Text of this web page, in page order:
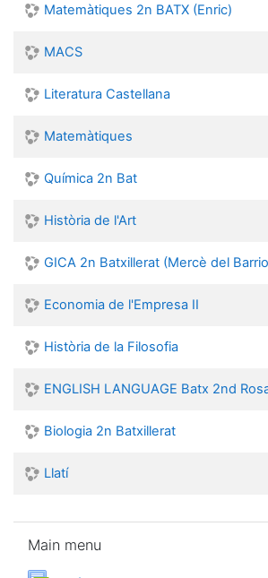
Matemàtiques 2n BATX (Enric)
MACS
Literatura Castellana
Matemàtiques
Química 2n Bat
Història de l'Art
GICA 2n Batxillerat (Mercè del
Economia de l'Empresa II
Història de la Filosofia
ENGLISH LANGUAGE Batx 2nd
Biologia 2n Batxillerat
Llatí
Main menu